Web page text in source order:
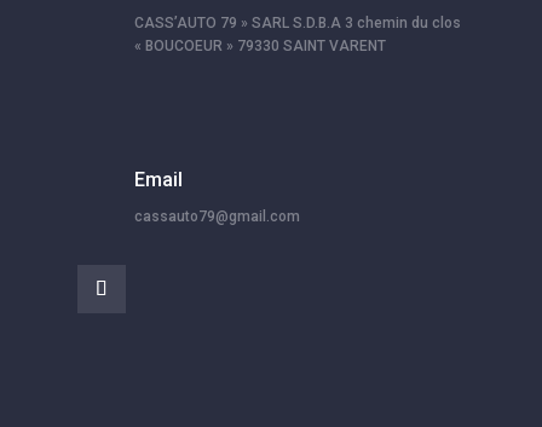
CASS’AUTO 79 » SARL S.D.B.A 3 chemin du clos
« BOUCOEUR » 79330 SAINT VARENT
Email
cassauto79@gmail.com